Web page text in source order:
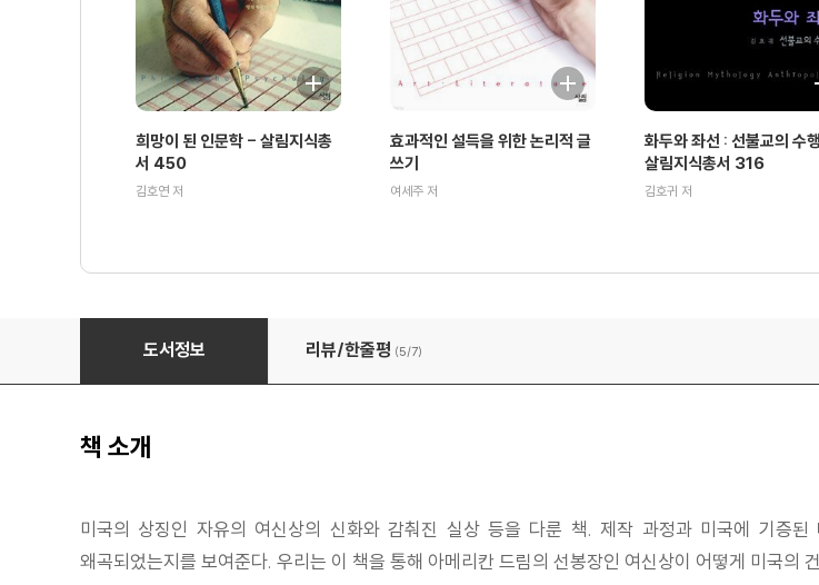
희망이 된 인문학 - 살림지식총
서 450
김호연 저
효과적인 설득을 위한 논리적 글
쓰기
여세주 저
화두와 좌선 : 선불교의 수
살림지식총서 316
김호귀 저
마이너리티 역사 : 혹은 자유의 여신상 - 살림지식총서 003
도서정보 리뷰/한줄평 (5/7)
책 소개
미국의 상징인 자유의 여신상의 신화와 감춰진 실상 등을 다룬 책. 제작 과정과 미국에 기증
왜곡되었는지를 보여준다. 우리는 이 책을 통해 아메리칸 드림의 선봉장인 여신상이 어떻게 미국의